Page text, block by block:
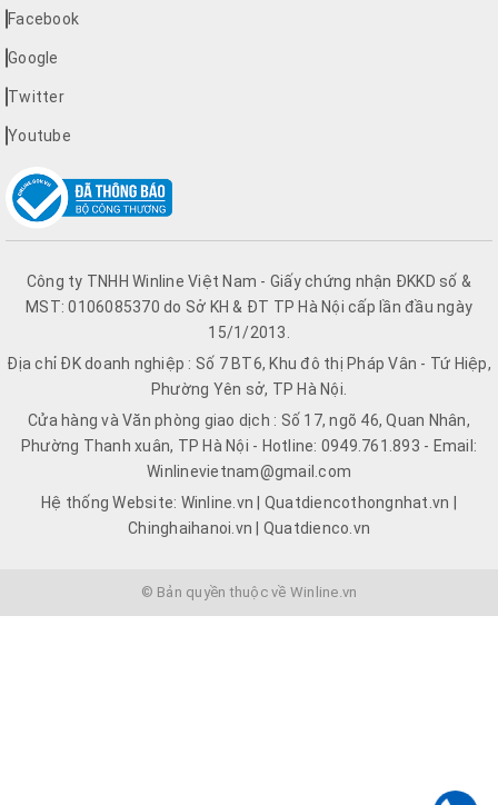
Facebook
Google
Twitter
Youtube
Công ty TNHH Winline Việt Nam - Giấy chứng nhận ĐKKD số &
MST: 0106085370 do Sở KH & ĐT TP Hà Nội cấp lần đầu ngày
15/1/2013.
Địa chỉ ĐK doanh nghiệp : Số 7 BT6, Khu đô thị Pháp Vân - Tứ Hiệp,
Phường Yên sở, TP Hà Nội.
Cửa hàng và Văn phòng giao dịch : Số 17, ngõ 46, Quan Nhân,
Phường Thanh xuân, TP Hà Nội - Hotline: 0949.761.893 - Email:
Winlinevietnam@gmail.com
Hệ thống Website: Winline.vn | Quatdiencothongnhat.vn |
Chinghaihanoi.vn | Quatdienco.vn
© Bản quyền thuộc về Winline.vn